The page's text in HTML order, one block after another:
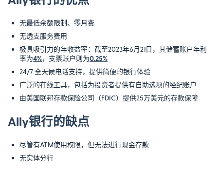
无最低余额限制、零月费
无透支服务费用
极具吸引力的年收益率：截至2023年6月21日，其储蓄账户年利
率为4%，支票账户则为0.25%
24/7 全天候电话支持，提供简便的银行体验
广泛的在线工具，包括为投资者提供有自助选项的经纪账户
由美国联邦存款保险公司（FDIC）提供25万美元的存款保障
Ally银行的缺点
尽管有ATM使用权限，但无法进行现金存款
无实体分行